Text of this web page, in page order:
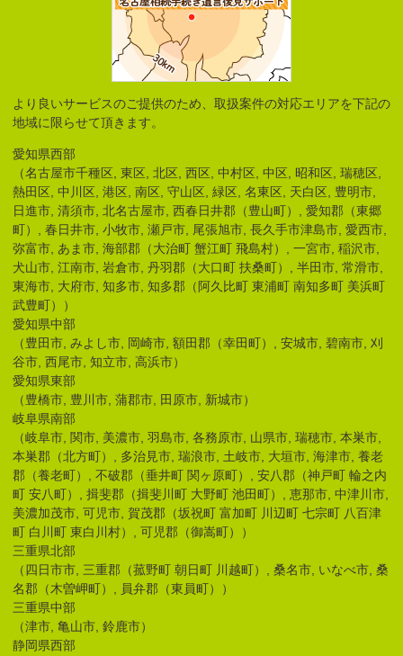
より良いサービスのご提供のため、取扱案件の対応エリアを下記の
地域に限らせて頂きます。
愛知県西部
（名古屋市千種区, 東区, 北区, 西区, 中村区, 中区, 昭和区, 瑞穂区,
熱田区, 中川区, 港区, 南区, 守山区, 緑区, 名東区, 天白区, 豊明市,
日進市, 清須市, 北名古屋市, 西春日井郡（豊山町）, 愛知郡（東郷
町）, 春日井市, 小牧市, 瀬戸市, 尾張旭市, 長久手市津島市, 愛西市,
弥富市, あま市, 海部郡（大治町 蟹江町 飛島村）, 一宮市, 稲沢市,
犬山市, 江南市, 岩倉市, 丹羽郡（大口町 扶桑町）, 半田市, 常滑市,
東海市, 大府市, 知多市, 知多郡（阿久比町 東浦町 南知多町 美浜町
武豊町））
愛知県中部
（豊田市, みよし市, 岡崎市, 額田郡（幸田町）, 安城市, 碧南市, 刈
谷市, 西尾市, 知立市, 高浜市）
愛知県東部
（豊橋市, 豊川市, 蒲郡市, 田原市, 新城市）
岐阜県南部
（岐阜市, 関市, 美濃市, 羽島市, 各務原市, 山県市, 瑞穂市, 本巣市,
本巣郡（北方町）, 多治見市, 瑞浪市, 土岐市, 大垣市, 海津市, 養老
郡（養老町）, 不破郡（垂井町 関ヶ原町）, 安八郡（神戸町 輪之内
町 安八町）, 揖斐郡（揖斐川町 大野町 池田町）, 恵那市, 中津川市,
美濃加茂市, 可児市, 賀茂郡（坂祝町 富加町 川辺町 七宗町 八百津
町 白川町 東白川村）, 可児郡（御嵩町））
三重県北部
（四日市市, 三重郡（菰野町 朝日町 川越町）, 桑名市, いなべ市, 桑
名郡（木曽岬町）, 員弁郡（東員町））
三重県中部
（津市, 亀山市, 鈴鹿市）
静岡県西部